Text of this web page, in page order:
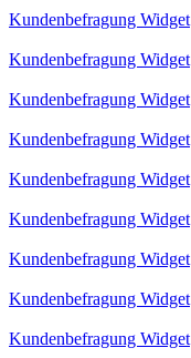
Kundenbefragung Widget
Kundenbefragung Widget
Kundenbefragung Widget
Kundenbefragung Widget
Kundenbefragung Widget
Kundenbefragung Widget
Kundenbefragung Widget
Kundenbefragung Widget
Kundenbefragung Widget